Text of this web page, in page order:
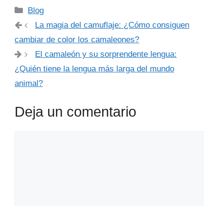
Categorías
Blog
La magia del camuflaje: ¿Cómo consiguen
cambiar de color los camaleones?
El camaleón y su sorprendente lengua:
¿Quién tiene la lengua más larga del mundo
animal?
Deja un comentario